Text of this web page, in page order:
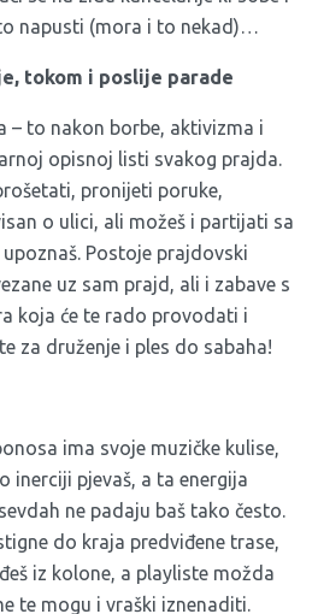
napusti (mora i to nekad)…
tokom i poslije parade
– to nakon borbe, aktivizma i
opisnoj listi svakog prajda.
pronijeti poruke,
o ulici, ali možeš i partijati sa
Postoje prajdovski
uz sam prajd, ali i zabave s
koja će te rado provodati i
za druženje i ples do sabaha!
ima svoje muzičke kulise,
inerciji pjevaš, a ta energija
ne padaju baš tako često.
do kraja predviđene trase,
iz kolone, a playliste možda
te mogu i vraški iznenaditi.